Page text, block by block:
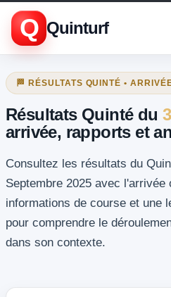
Q Quinturf
🏁 RÉSULTATS QUINTÉ •
Résultats Quinté du
arrivée, rapports et
Consultez les résultats du
Septembre 2025 avec
informations de course et une
pour comprendre le
dans son contexte.